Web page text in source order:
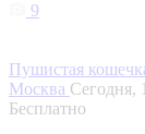
9
Пушистая
Москва Сегодня,
Бесплатно